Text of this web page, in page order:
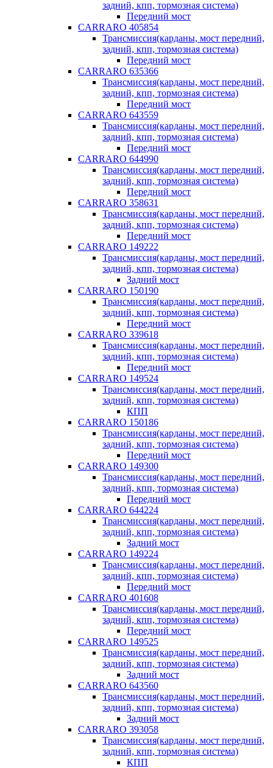
задний, кпп, тормозная система)
Передний мост
CARRARO 405854
Трансмиссия(карданы, мост передний,
задний, кпп, тормозная система)
Передний мост
CARRARO 635366
Трансмиссия(карданы, мост передний,
задний, кпп, тормозная система)
Передний мост
CARRARO 643559
Трансмиссия(карданы, мост передний,
задний, кпп, тормозная система)
Передний мост
CARRARO 644990
Трансмиссия(карданы, мост передний,
задний, кпп, тормозная система)
Передний мост
CARRARO 358631
Трансмиссия(карданы, мост передний,
задний, кпп, тормозная система)
Передний мост
CARRARO 149222
Трансмиссия(карданы, мост передний,
задний, кпп, тормозная система)
Задний мост
CARRARO 150190
Трансмиссия(карданы, мост передний,
задний, кпп, тормозная система)
Передний мост
CARRARO 339618
Трансмиссия(карданы, мост передний,
задний, кпп, тормозная система)
Передний мост
CARRARO 149524
Трансмиссия(карданы, мост передний,
задний, кпп, тормозная система)
КПП
CARRARO 150186
Трансмиссия(карданы, мост передний,
задний, кпп, тормозная система)
Передний мост
CARRARO 149300
Трансмиссия(карданы, мост передний,
задний, кпп, тормозная система)
Передний мост
CARRARO 644224
Трансмиссия(карданы, мост передний,
задний, кпп, тормозная система)
Задний мост
CARRARO 149224
Трансмиссия(карданы, мост передний,
задний, кпп, тормозная система)
Передний мост
CARRARO 401608
Трансмиссия(карданы, мост передний,
задний, кпп, тормозная система)
Передний мост
CARRARO 149525
Трансмиссия(карданы, мост передний,
задний, кпп, тормозная система)
Задний мост
CARRARO 643560
Трансмиссия(карданы, мост передний,
задний, кпп, тормозная система)
Задний мост
CARRARO 393058
Трансмиссия(карданы, мост передний,
задний, кпп, тормозная система)
КПП